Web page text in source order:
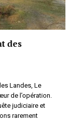
des
Landes, Le
de l’opération.
judiciaire et
rarement